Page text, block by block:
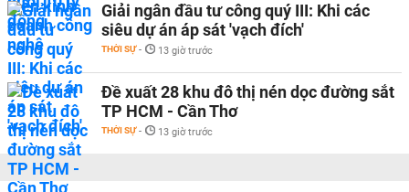
Giải ngân đầu tư công quý III: Khi các
siêu dự án áp sát 'vạch đích'
THỜI SỰ - 13 giờ trước
Đề xuất 28 khu đô thị nén dọc đường sắt
TP HCM - Cần Thơ
THỜI SỰ - 13 giờ trước